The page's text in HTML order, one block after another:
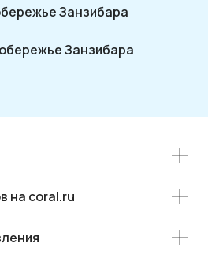
Занзибара
Занзибара
на coral.ru